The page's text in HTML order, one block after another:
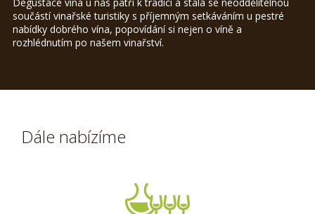
součástí vinařské turistiky s příjemným setkáváním u pestré
nabídky dobrého vína, popovídání si nejen o víně a
rozhlédnutím po našem vinařství.
Dále nabízíme